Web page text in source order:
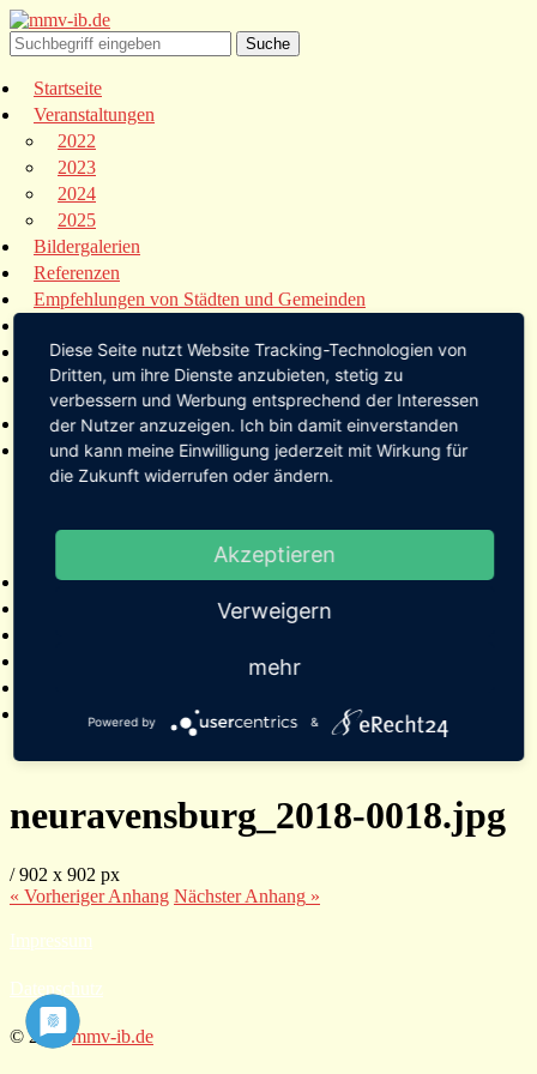
Startseite
Veranstaltungen
2022
2023
2024
2025
Bildergalerien
Referenzen
Empfehlungen von Städten und Gemeinden
Links
Kontakt
Startseite
Veranstaltungen
2022
2024
Bildergalerien
Kontakt
neuravensburg_2018-0018.jpg
/902 x 902 px
« VorherigerAnhang NächsterAnhang »
Impressum
Datenschutz
© 2026mmv-ib.de
Diese Seite nutzt Website Tracking-Technologien von
Dritten, um ihre Dienste anzubieten, stetig zu
verbessern und Werbung entsprechend der Interessen
der Nutzer anzuzeigen. Ich bin damit einverstanden
und kann meine Einwilligung jederzeit mit Wirkung für
die Zukunft widerrufen oder ändern.
Akzeptieren
Verweigern
mehr
Powered by &